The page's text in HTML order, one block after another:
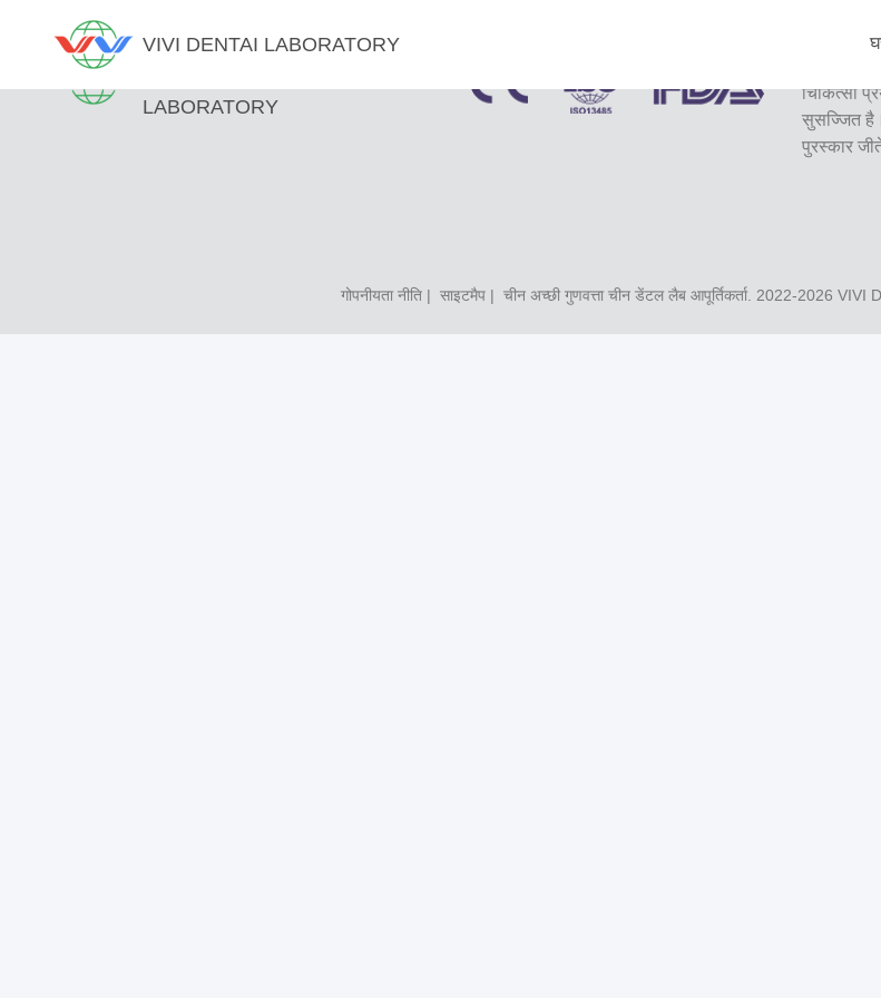
VIVI DENTAI LABORATORY
LABORATORY
चिकित्सा
सुसज्जित
पुरस्कार
गोपनीयता नीति| साइटमैप| चीन अच्छी गुणवत्ता चीन डेंटल लैब आपूर्तिकर्ता. 2022-2026 VIVI